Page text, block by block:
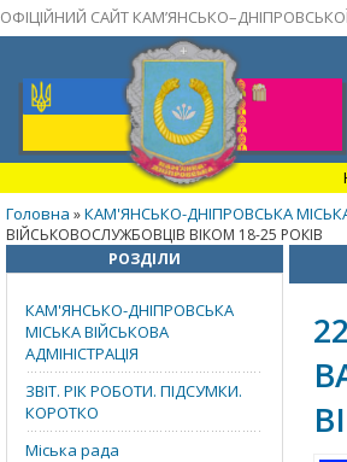
ОФІЦІЙНИЙ САЙТ
Головна »КАМ'ЯНСЬКО-ДНІПРОВСЬКА
ВІЙСЬКОВОСЛУЖБОВЦІВ ВІКОМ 18-25 РОКІВ
РОЗДІЛИ
КАМ'ЯНСЬКО-ДНІПРОВСЬКА
МІСЬКА ВІЙСЬКОВА
АДМІНІСТРАЦІЯ
ЗВІТ. РІК РОБОТИ. ПІДСУМКИ.
КОРОТКО
Міська рада